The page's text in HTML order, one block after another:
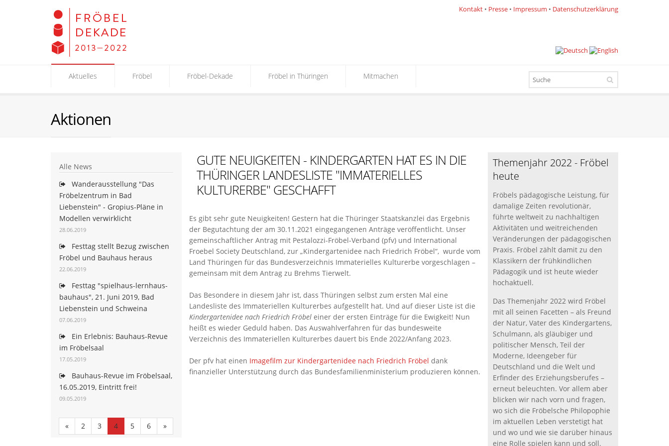
Kontakt • Presse • Impressum • Datenschutzerklärung
Aktuelles Fröbel Fröbel-Dekade Fröbel in Thüringen Mitmachen
Aktionen
Alle News
Wanderausstellung "Das
Fröbelzentrum in Bad
Liebenstein" - Gropius-Pläne in
Modellen verwirklicht
28.06.2019
Festtag stellt Bezug zwischen
Fröbel und Bauhaus heraus
22.06.2019
Festtag "spielhaus-lernhaus-
bauhaus", 21. Juni 2019, Bad
Liebenstein und Schweina
07.06.2019
Ein Erlebnis: Bauhaus-Revue
im Fröbelsaal
17.05.2019
Bauhaus-Revue im Fröbelsaal,
16.05.2019, Eintritt frei!
09.05.2019
« 2 3 4 5 6 »
GUTE NEUIGKEITEN - KINDERGARTEN HAT ES IN DIE
THÜRINGER LANDESLISTE "IMMATERIELLES
KULTURERBE" GESCHAFFT
Es gibt sehr gute Neuigkeiten! Gestern hat die Thüringer Staatskanzlei das Ergebnis
der Begutachtung der am 30.11.2021 eingegangenen Anträge veröffentlicht. Unser
gemeinschaftlicher Antrag mit Pestalozzi-Fröbel-Verband (pfv) und International
Froebel Society Deutschland, zur „Kindergartenidee nach Friedrich Fröbel“, wurde vom
Land Thüringen für das Bundesverzeichnis Immaterielles Kulturerbe vorgeschlagen –
gemeinsam mit dem Antrag zu Brehms Tierwelt.
Das Besondere in diesem Jahr ist, dass Thüringen selbst zum ersten Mal eine
Landesliste des Immateriellen Kulturerbes aufgestellt hat. Und auf dieser Liste ist die
Kindergartenidee nach Friedrich Fröbeleiner der ersten Einträge für die Ewigkeit! Nun
heißt es wieder Geduld haben. Das Auswahlverfahren für das bundesweite
Verzeichnis des Immateriellen Kulturerbes dauert bis Ende 2022/Anfang 2023.
Der pfv hat einen Imagefilm zur Kindergartenidee nach Friedrich Fröbel dank
finanzieller Unterstützung durch das Bundesfamilienministerium produzieren können.
Themenjahr 2022 - Fröbel
heute
Fröbels pädagogische Leistung, für
damalige Zeiten revolutionär,
führte weltweit zu nachhaltigen
Aktivitäten und weitreichenden
Veränderungen der pädagogischen
Praxis. Fröbel zählt damit zu den
Klassikern der frühkindlichen
Pädagogik und ist heute wieder
hochaktuell.
Das Themenjahr 2022 wird Fröbel
mit all seinen Facetten – als Freund
der Natur, Vater des Kindergartens,
Schulmann, als gläubiger und
politischer Mensch, Teil der
Moderne, Ideengeber für
Deutschland und die Welt und
Erfinder des Erziehungsberufes –
erneut beleuchten. Vor allem aber
blicken wir nach vorn und fragen,
wo sich die Fröbelsche Philopophie
im aktuellen Leben verstetigt hat
und wo und wie sie darüber hinaus
eine Rolle spielen kann und soll.